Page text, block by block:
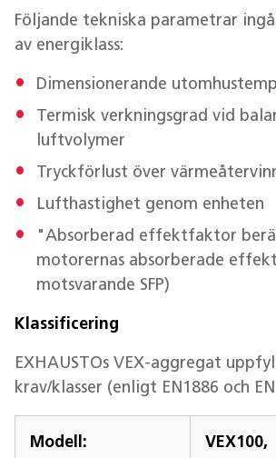
Följande tekniska parametrar
av energiklass:
Dimensionerande
Termisk verkningsgrad vid
luftvolymer
Tryckförlust över
Lufthastighet genom enheten
"Absorberad effektfaktor
motorernas absorberade
motsvarande SFP)
Klassificering
EXHAUSTOs VEX-aggregat
krav/klasser (enligt EN1886 och
Modell:
VEX100,